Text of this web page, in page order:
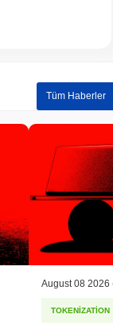
Tüm Haberler
August 08 2026
TOKENIZATION